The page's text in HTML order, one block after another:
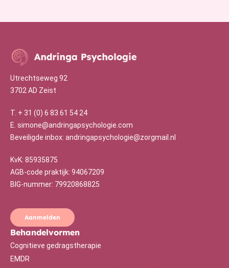
Utrechtseweg 92
3702 AD Zeist
T. + 31 (0) 6 83 61 54 24
E. simone@andringapsychologie.com
Beveiligde inbox: andringapsychologie@zorgmail.nl
KvK: 85935875
AGB-code praktijk: 94067209
BIG-nummer: 79920868825
Aanmelden
Behandelvormen
Cognitieve gedragstherapie
EMDR